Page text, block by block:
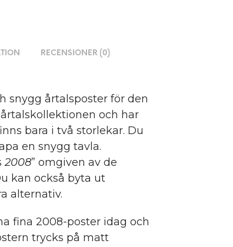
RECENSIONER (0)
snygg årtalsposter för den
och har
bara i två storlekar. Du
en snygg tavla.
2008” omgiven av de
kan också byta ut
alternativ.
fina 2008-poster idag och
trycks på matt